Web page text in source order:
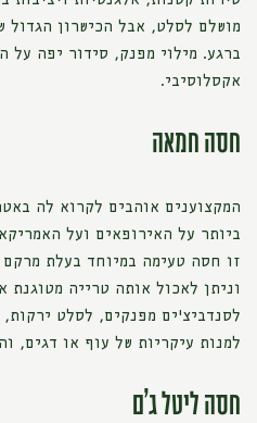
מושלם לסלט, אבל הכישרון הגדול
ברגע. מילוי מפנק, סידור יפה על
אקסלוסיבי.
חסה חמאה
המקצוענים אוהבים לקרוא לה
ביותר על האירופאים ועל
זו חסה טעימה במיוחד בעלת
וניתן לאכול אותה טרייה מטוגנת
לסנדביצ'ים מפנקים, לסלט
למנות עיקריות של עוף או דגים,
חסה ליטל ג'ם